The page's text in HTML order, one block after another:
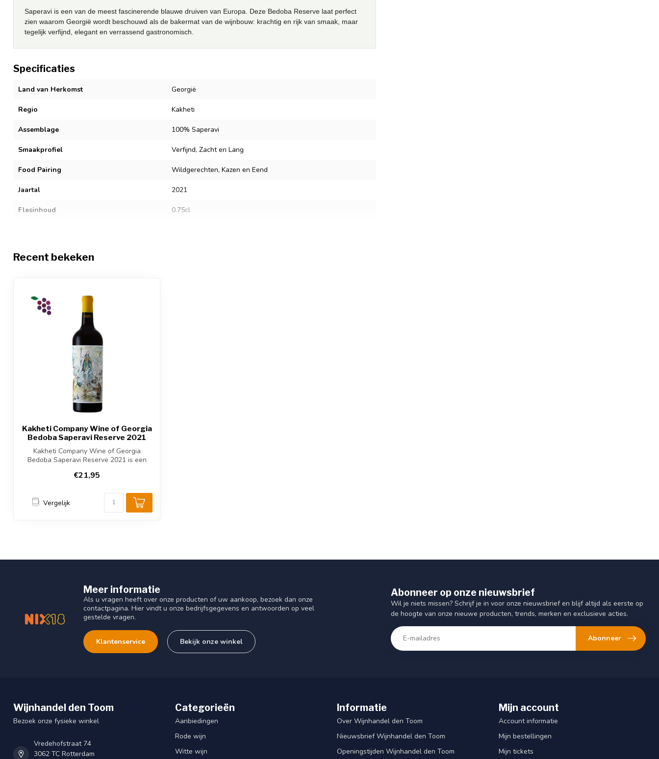
Saperavi is een van de meest fascinerende blauwe druiven van Europa. Deze Bedoba Reserve laat perfect
zien waarom Georgië wordt beschouwd als de bakermat van de wijnbouw: krachtig en rijk van smaak, maar
tegelijk verfijnd, elegant en verrassend gastronomisch.
Specificaties
Land van Herkomst Georgië
Regio Kakheti
Assemblage 100% Saperavi
Smaakprofiel Verfijnd, Zacht en Lang
Food Pairing Wildgerechten, Kazen en Eend
Jaartal 2021
Flesinhoud 0.75cl
Sulfiet allergenen
Recent bekeken
Kakheti Company Wine of Georgia
Bedoba Saperavi Reserve 2021
Kakheti Company Wine of Georgia
Bedoba Saperavi Reserve 2021 is een
€21,95
Vergelijk
Meer informatie
Als u vragen heeft over onze producten of uw aankoop, bezoek dan onze
contactpagina. Hier vindt u onze bedrijfsgegevens en antwoorden op veel
gestelde vragen.
Klantenservice Bekijk onze winkel
Abonneer op onze nieuwsbrief
Wil je niets missen? Schrijf je in voor onze nieuwsbrief en blijf altijd als eerste op
de hoogte van onze nieuwe producten, trends, merken en exclusieve acties.
Abonneer
Wijnhandel den Toom
Bezoek onze fysieke winkel
Vredehofstraat 74
3062 TC Rotterdam
Categorieën
Aanbiedingen
Rode wijn
Witte wijn
Informatie
Over Wijnhandel den Toom
Nieuwsbrief Wijnhandel den Toom
Openingstijden Wijnhandel den Toom
Mijn account
Account informatie
Mijn bestellingen
Mijn tickets